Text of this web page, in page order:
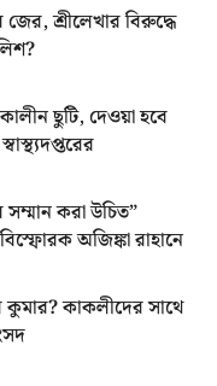
জের, শ্রীলেখার বিরুদ্ধে
ছুটি, দেওয়া হবে
করা উচিত”
অজিঙ্কা রাহানে
কাকলীদের সাথে